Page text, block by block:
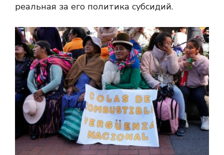
реальная за его политика субсидий.